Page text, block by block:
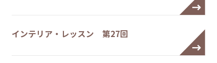
インテリア・レッスン 第27回